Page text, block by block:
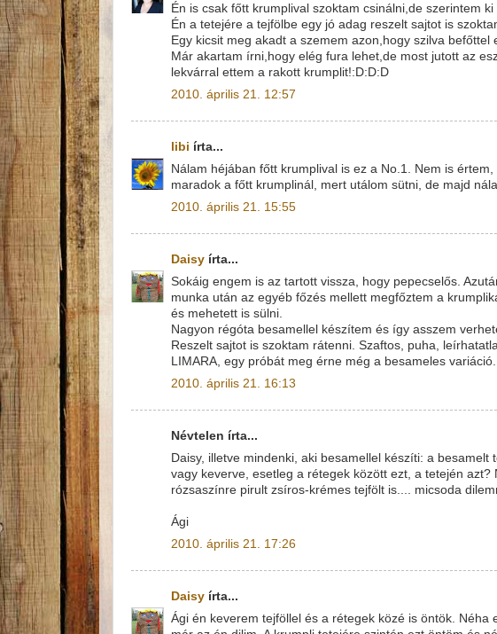
Én is csak főtt krumplival szoktam csinálni,de szerintem
Én a tetejére a tejfölbe egy jó adag reszelt sajtot is
Egy kicsit meg akadt a szemem azon,hogy szilva befőttel
Már akartam írni,hogy elég fura lehet,de most jutott az
lekvárral ettem a rakott krumplit!:D:D:D
2010. április 21. 12:57
libi írta...
Nálam héjában főtt krumplival is ez a No.1. Nem is
maradok a főtt krumplinál, mert utálom sütni, de majd
2010. április 21. 15:55
Daisy írta...
Sokáig engem is az tartott vissza, hogy pepecselős.
munka után az egyéb főzés mellett megfőztem a
és mehetett is sülni.
Nagyon régóta besamellel készítem és így asszem
Reszelt sajtot is szoktam rátenni. Szaftos, puha,
LIMARA, egy próbát meg érne még a besameles variáció.
2010. április 21. 16:13
Névtelen írta...
Daisy, illetve mindenki, aki besamellel készíti: a besamelt
vagy keverve, esetleg a rétegek között ezt, a tetején
rózsaszínre pirult zsíros-krémes tejfölt is.... micsoda
Ági
2010. április 21. 17:26
Daisy írta...
Ági én keverem tejföllel és a rétegek közé is öntök.